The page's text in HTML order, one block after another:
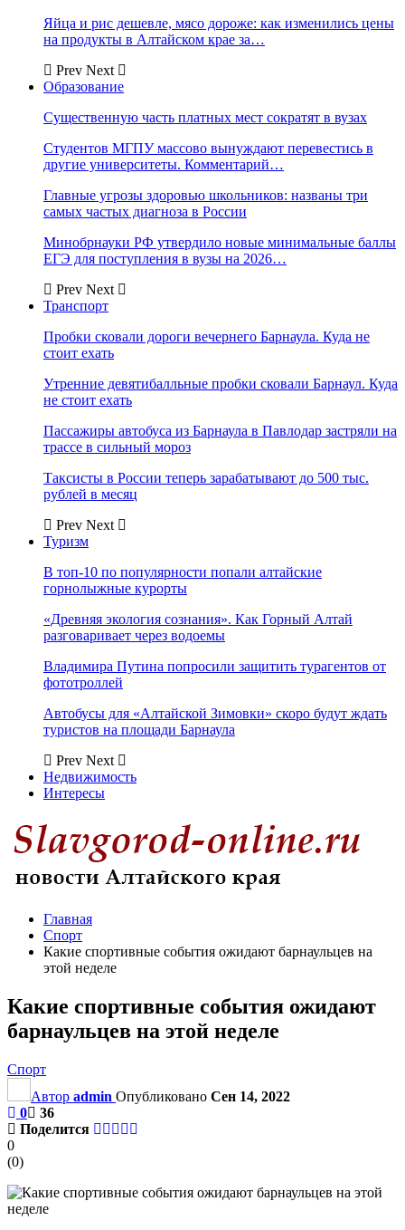
Яйца и рис дешевле, мясо дороже: как изменились цены
на продукты в Алтайском крае за…
Prev Next
Образование
Существенную часть платных мест сократят в вузах
Студентов МГПУ массово вынуждают перевестись в
другие университеты. Комментарий…
Главные угрозы здоровью школьников: названы три
самых частых диагноза в России
Минобрнауки РФ утвердило новые минимальные баллы
ЕГЭ для поступления в вузы на 2026…
Prev Next
Транспорт
Пробки сковали дороги вечернего Барнаула. Куда не
стоит ехать
Утренние девятибалльные пробки сковали Барнаул. Куда
не стоит ехать
Пассажиры автобуса из Барнаула в Павлодар застряли на
трассе в сильный мороз
Таксисты в России теперь зарабатывают до 500 тыс.
рублей в месяц
Prev Next
Туризм
В топ-10 по популярности попали алтайские
горнолыжные курорты
«Древняя экология сознания». Как Горный Алтай
разговаривает через водоемы
Владимира Путина попросили защитить турагентов от
фототроллей
Автобусы для «Алтайской Зимовки» скоро будут ждать
туристов на площади Барнаула
Prev Next
Недвижимость
Интересы
Главная
Спорт
Какие спортивные события ожидают барнаульцев на
этой неделе
Какие спортивные события ожидают
барнаульцев на этой неделе
Спорт
Автор admin Опубликовано Сен 14, 2022
0
36
Поделится
0
(0)